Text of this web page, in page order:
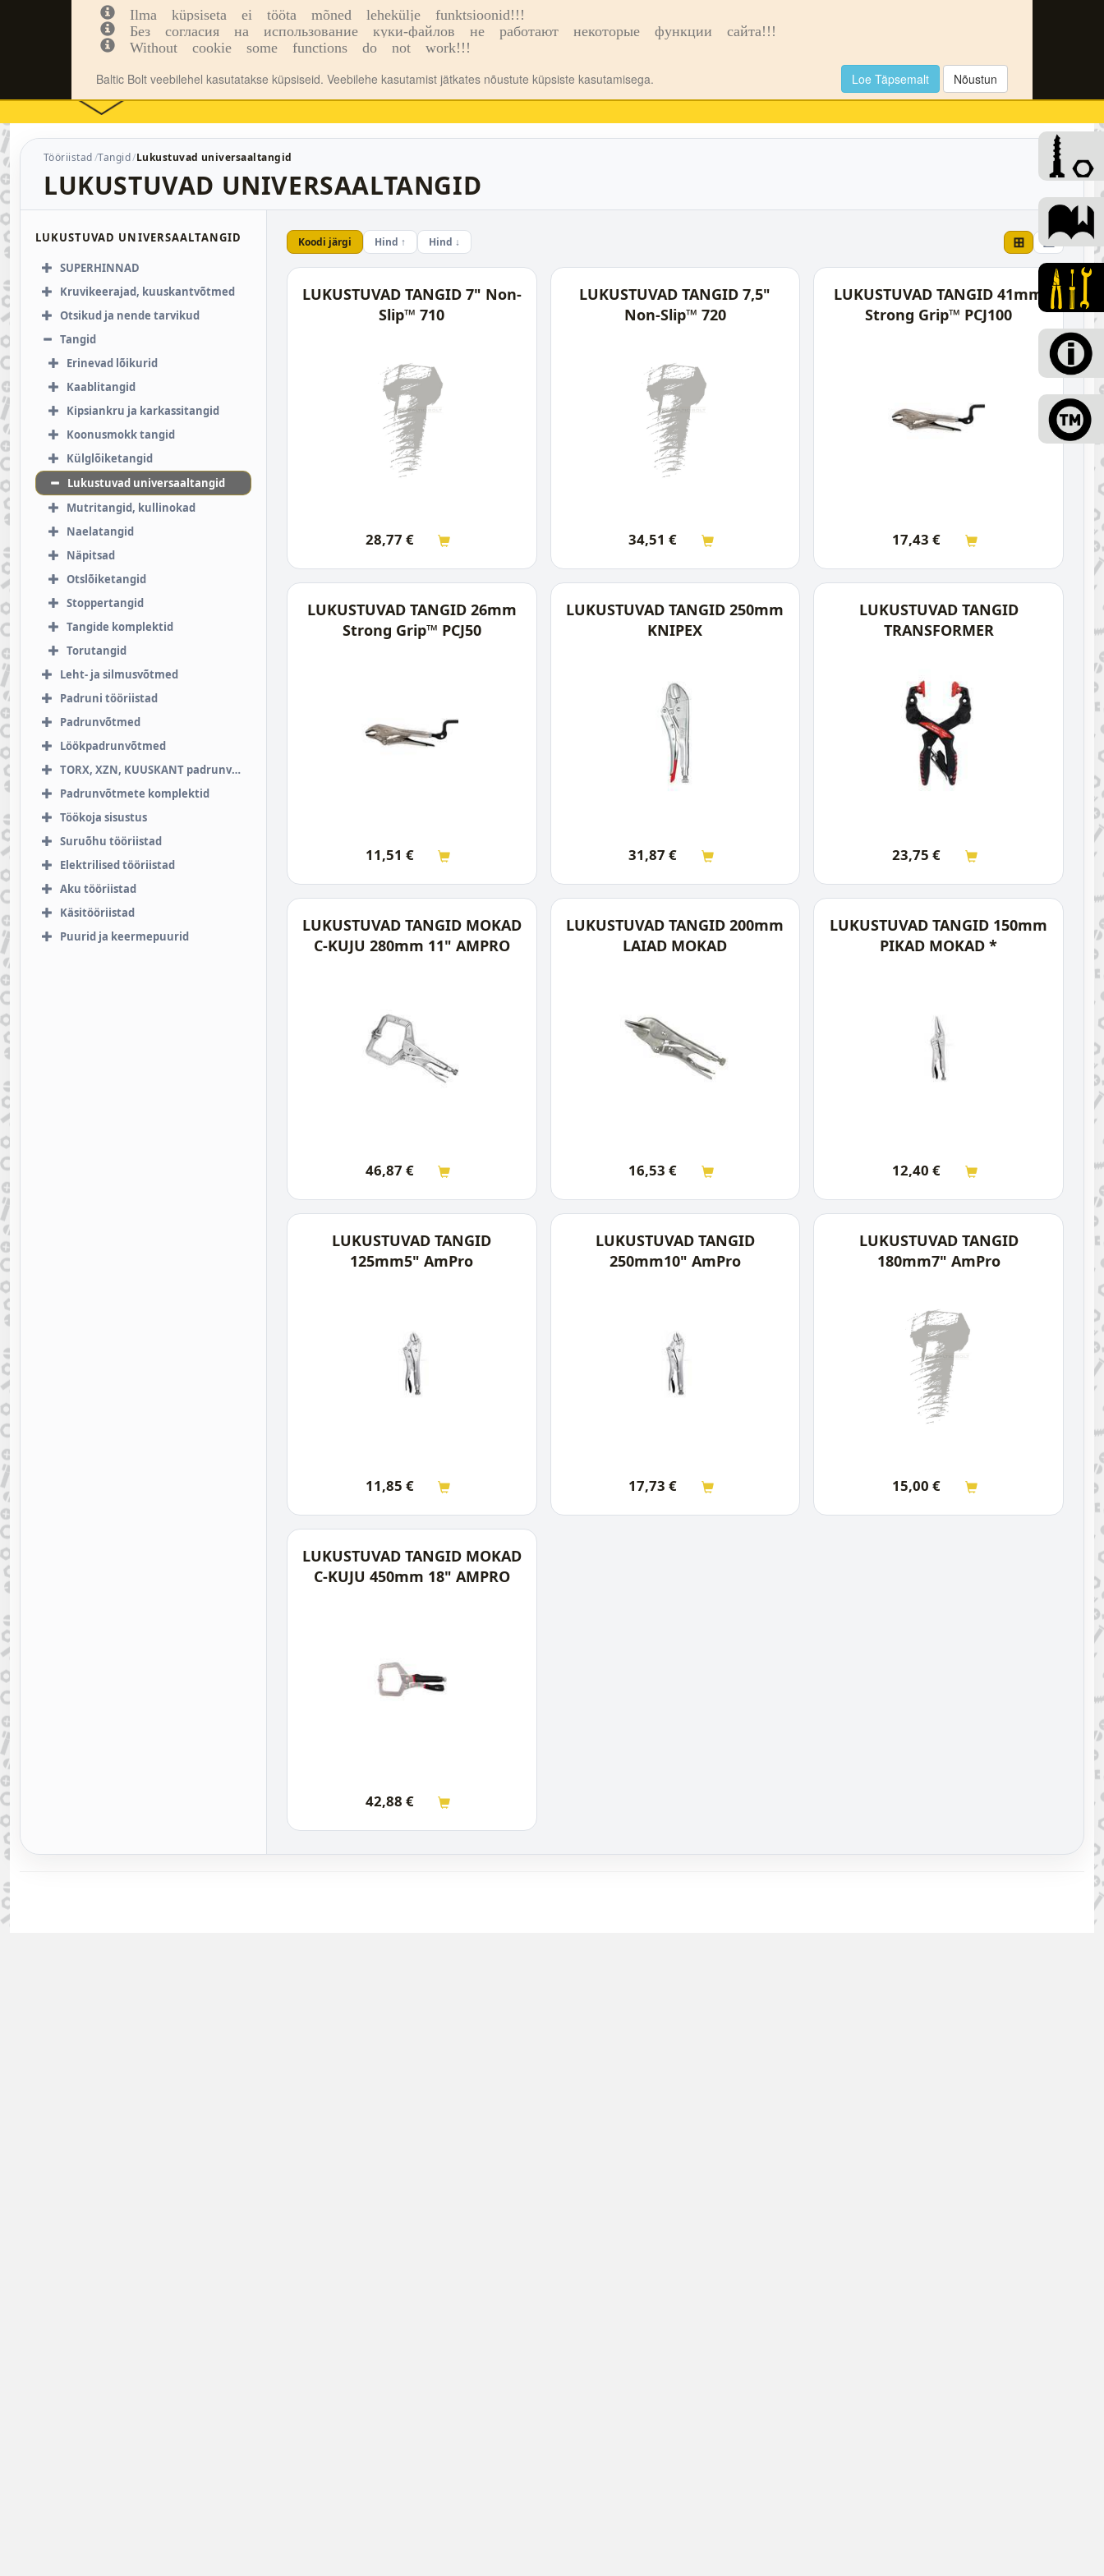
Kinnitusvahendid Tööriistad Info Kauplused
Ilma küpsiseta ei tööta mõned lehekülje funktsioonid!!!
Без согласия на использование куки-файлов не работают некоторые функции сайта!!!
Without cookie some functions do not work!!!
Baltic Bolt veebilehel kasutatakse küpsiseid. Veebilehe kasutamist jätkates nõustute küpsiste kasutamisega. Loe Täpsemalt Nõustun
Tööriistad Tangid Lukustuvad universaaltangid
LUKUSTUVAD UNIVERSAALTANGID
LUKUSTUVAD UNIVERSAALTANGID
SUPERHINNAD
Kruvikeerajad, kuuskantvõtmed
Otsikud ja nende tarvikud
Tangid
Erinevad lõikurid
Kaablitangid
Kipsiankru ja karkassitangid
Koonusmokk tangid
Külglõiketangid
Lukustuvad universaaltangid
Mutritangid, kullinokad
Naelatangid
Näpitsad
Otslõiketangid
Stoppertangid
Tangide komplektid
Torutangid
Leht- ja silmusvõtmed
Padruni tööriistad
Padrunvõtmed
Löökpadrunvõtmed
TORX, XZN, KUUSKANT padrunvõtmed
Padrunvõtmete komplektid
Töökoja sisustus
Suruõhu tööriistad
Elektrilised tööriistad
Aku tööriistad
Käsitööriistad
Puurid ja keermepuurid
Koodi järgi Hind ↑ Hind ↓ ⊞ ☰
LUKUSTUVAD TANGID 7" Non-
Slip™ 710
28,77 €
LUKUSTUVAD TANGID 7,5"
Non-Slip™ 720
34,51 €
LUKUSTUVAD TANGID 41mm
Strong Grip™ PCJ100
17,43 €
LUKUSTUVAD TANGID 26mm
Strong Grip™ PCJ50
11,51 €
LUKUSTUVAD TANGID 250mm
KNIPEX
31,87 €
LUKUSTUVAD TANGID
TRANSFORMER
23,75 €
LUKUSTUVAD TANGID MOKAD
C-KUJU 280mm 11" AMPRO
46,87 €
LUKUSTUVAD TANGID 200mm
LAIAD MOKAD
16,53 €
LUKUSTUVAD TANGID 150mm
PIKAD MOKAD *
12,40 €
LUKUSTUVAD TANGID
125mm5" AmPro
11,85 €
LUKUSTUVAD TANGID
250mm10" AmPro
17,73 €
LUKUSTUVAD TANGID
180mm7" AmPro
15,00 €
LUKUSTUVAD TANGID MOKAD
C-KUJU 450mm 18" AMPRO
42,88 €